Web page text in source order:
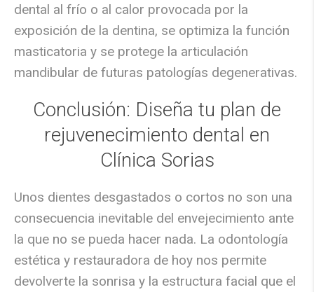
dental al frío o al calor provocada por la
exposición de la dentina, se optimiza la función
masticatoria y se protege la articulación
mandibular de futuras patologías degenerativas.
Conclusión: Diseña tu plan de
rejuvenecimiento dental en
Clínica Sorias
Unos dientes desgastados o cortos no son una
consecuencia inevitable del envejecimiento ante
la que no se pueda hacer nada. La odontología
estética y restauradora de hoy nos permite
devolverte la sonrisa y la estructura facial que el